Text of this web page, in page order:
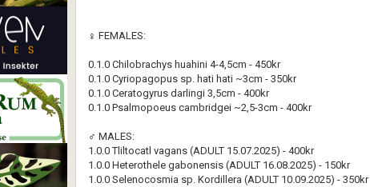
♀ FEMALES:
0.1.0 Chilobrachys huahini 4-4,5cm - 450kr
0.1.0 Cyriopagopus sp. hati hati ~3cm - 350kr
0.1.0 Ceratogyrus darlingi 3,5cm - 400kr
0.1.0 Psalmopoeus cambridgei ~2,5-3cm - 400kr
♂ MALES:
1.0.0 Tliltocatl vagans (ADULT 15.07.2025) - 400kr
1.0.0 Heterothele gabonensis (ADULT 16.08.2025) - 150kr
1.0.0 Selenocosmia sp. Kordillera (ADULT 10.09.2025) - 350kr